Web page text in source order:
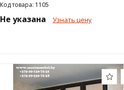
Код товара: 1105
Не указана Узнать цену